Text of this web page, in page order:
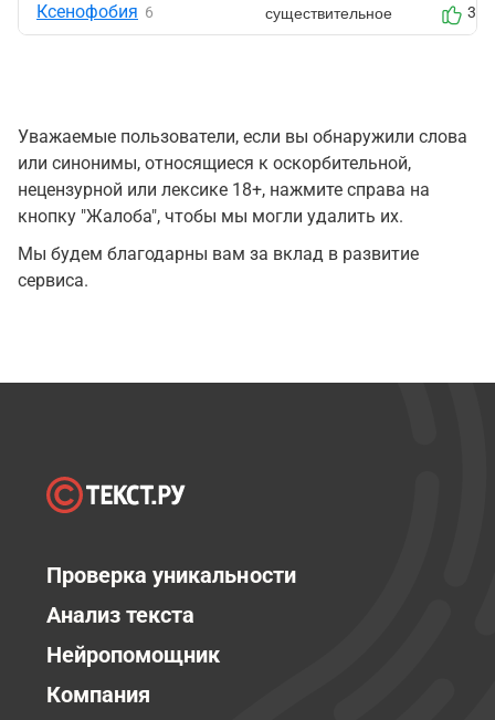
Ксенофобия 6 существительное 3
Уважаемые пользователи, если вы обнаружили слова
или синонимы, относящиеся к оскорбительной,
нецензурной или лексике 18+, нажмите справа на
кнопку "Жалоба", чтобы мы могли удалить их.
Мы будем благодарны вам за вклад в развитие
сервиса.
Проверка уникальности
Анализ текста
Нейропомощник
Компания